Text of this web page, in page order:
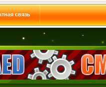
связь